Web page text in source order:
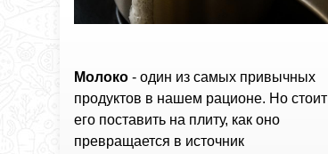
Молоко - один из самых привычных
продуктов в нашем рационе. Но стоит
его поставить на плиту, как оно
превращается в источник